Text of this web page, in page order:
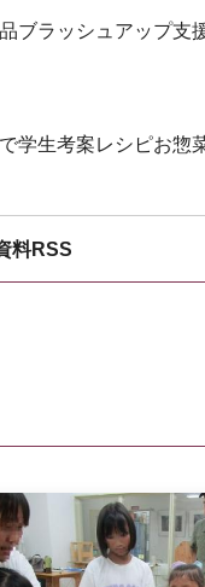
ブラッシュアップ支
学生考案レシピお惣
料RSS